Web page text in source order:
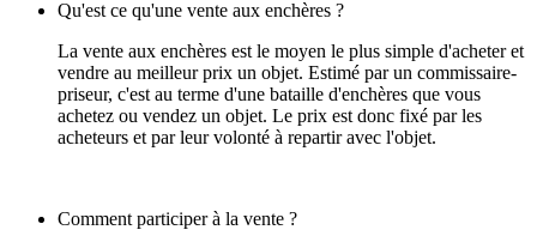
Qu'est ce qu'une vente aux enchères ?
La vente aux enchères est le moyen le plus simple d'acheter et
vendre au meilleur prix un objet. Estimé par un commissaire-
priseur, c'est au terme d'une bataille d'enchères que vous
achetez ou vendez un objet. Le prix est donc fixé par les
acheteurs et par leur volonté à repartir avec l'objet.
Comment participer à la vente ?